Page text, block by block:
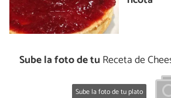
Sube la foto de tu Receta de
Sube la foto de tu plato